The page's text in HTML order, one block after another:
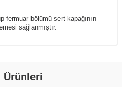
fermuar bölümü sert kapağının
sağlanmıştır.
Ürünleri